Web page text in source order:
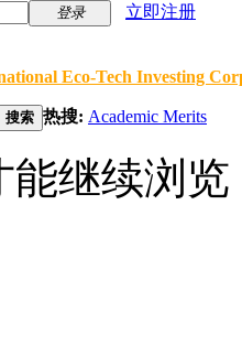
登录
立即注册
Eco-Tech Investing
搜索 热搜: Academic Merits
能继续浏览